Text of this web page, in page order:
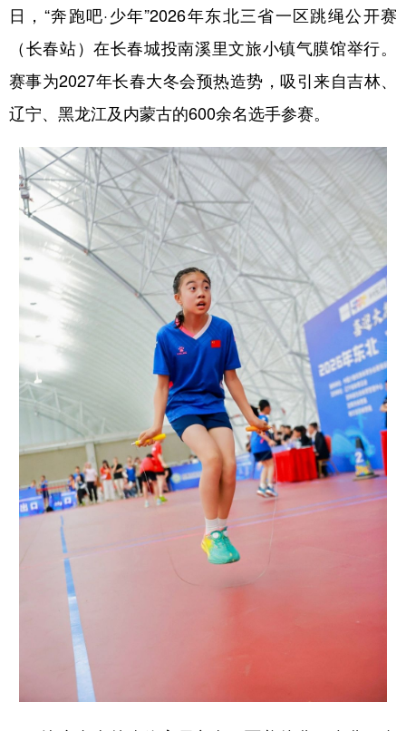
彩票 时尚 悦读
公益 一带一路 亚太网 上市公司
文化产业
地方频道
北京 天津 河北
辽宁 吉林 上海 江苏
浙江 安徽 福建
山东 河南 湖北 湖南
广东 广西 海南 重庆
四川 贵州 云南 西藏
陕西 甘肃 青海 宁夏
新疆 内蒙古 黑龙江
多语种频道
English Français
Русский язык
Deutsch
日，“奔跑吧·少年”2026年东北三省一区跳绳公开赛
（长春站）在长春城投南溪里文旅小镇气膜馆举行。
赛事为2027年长春大冬会预热造势，吸引来自吉林、
辽宁、黑龙江及内蒙古的600余名选手参赛。